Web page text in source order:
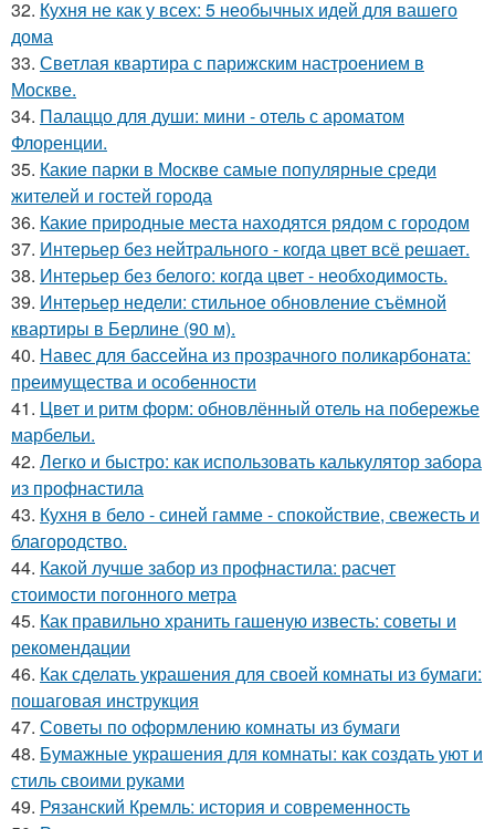
32. Кухня не как у всех: 5 необычных идей для вашего
дома
33. Светлая квартира с парижским настроением в
Москве.
34. Палаццо для души: мини - отель с ароматом
Флоренции.
35. Какие парки в Москве самые популярные среди
жителей и гостей города
36. Какие природные места находятся рядом с городом
37. Интерьер без нейтрального - когда цвет всё решает.
38. Интерьер без белого: когда цвет - необходимость.
39. Интерьер недели: стильное обновление съёмной
квартиры в Берлине (90 м).
40. Навес для бассейна из прозрачного поликарбоната:
преимущества и особенности
41. Цвет и ритм форм: обновлённый отель на побережье
марбельи.
42. Легко и быстро: как использовать калькулятор забора
из профнастила
43. Кухня в бело - синей гамме - спокойствие, свежесть и
благородство.
44. Какой лучше забор из профнастила: расчет
стоимости погонного метра
45. Как правильно хранить гашеную известь: советы и
рекомендации
46. Как сделать украшения для своей комнаты из бумаги:
пошаговая инструкция
47. Советы по оформлению комнаты из бумаги
48. Бумажные украшения для комнаты: как создать уют и
стиль своими руками
49. Рязанский Кремль: история и современность